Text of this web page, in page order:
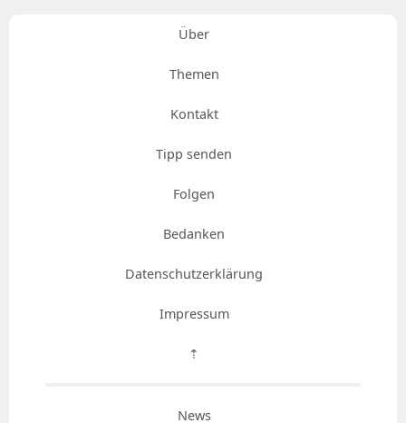
Über
Themen
Kontakt
Tipp senden
Folgen
Bedanken
Datenschutzerklärung
Impressum
⇡
News